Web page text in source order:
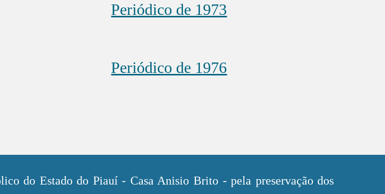
Periódico de 1973
Periódico de 1976
do Estado do Piauí - Casa Anisio Brito - pela preservação dos